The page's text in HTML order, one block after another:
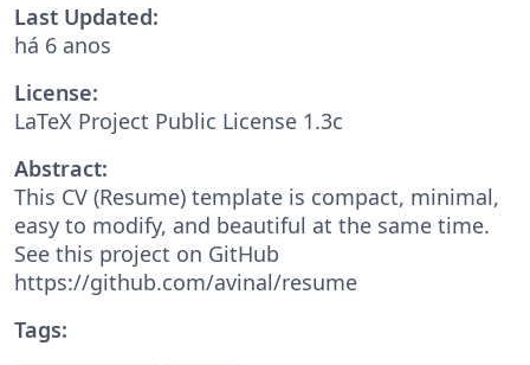
Last Updated:
há 6 anos
License:
LaTeX Project Public License 1.3c
Abstract:
This CV (Resume) template is compact, minimal,
easy to modify, and beautiful at the same time.
See this project on GitHub
https://github.com/avinal/resume
Tags: